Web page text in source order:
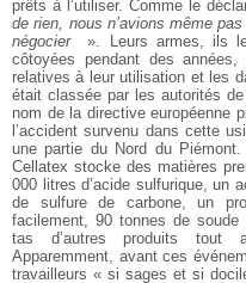
prêts à l’utiliser. Comme le
de rien, nous n’avions même
négocier
». Leurs armes, ils
côtoyées pendant des
relatives à leur utilisation et les
était classée par les autorités
nom de la directive européenne
l’accident survenu dans cette
une partie du Nord du
Cellatex stocke des matières
000 litres d’acide sulfurique, un
de sulfure de carbone, un
facilement, 90 tonnes de
tas d’autres produits tout
Apparemment, avant ces
travailleurs « si sages et si